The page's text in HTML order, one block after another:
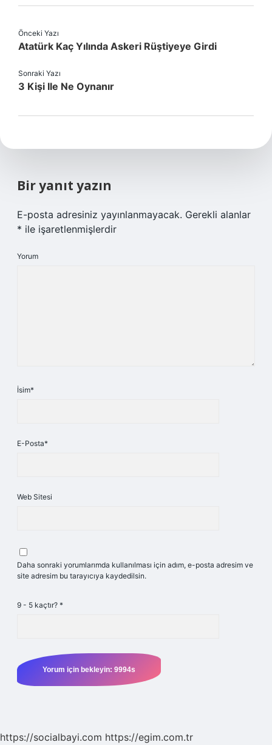
Önceki Yazı
Atatürk Kaç Yılında Askeri Rüştiyeye Girdi
Sonraki Yazı
3 Kişi Ile Ne Oynanır
Bir yanıt yazın
E-posta adresiniz yayınlanmayacak. Gerekli alanlar
* ile işaretlenmişlerdir
Yorum
İsim*
E-Posta*
Web Sitesi
Daha sonraki yorumlarımda kullanılması için adım, e-posta adresim ve
site adresim bu tarayıcıya kaydedilsin.
9 - 5 kaçtır? *
https://socialbayi.com https://egim.com.tr